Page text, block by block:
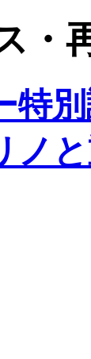
・
特
ノ